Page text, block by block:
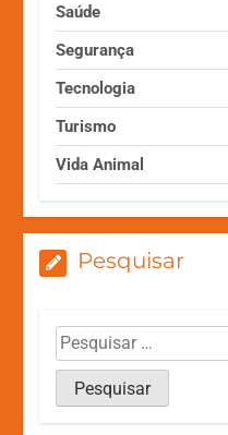
Saúde
Segurança
Tecnologia
Turismo
Vida Animal
Pesquisar